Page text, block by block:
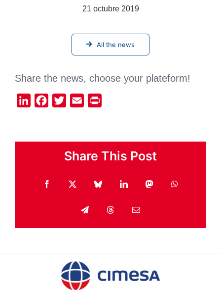
21 octubre 2019
All the news
Share the news, choose your plateform!
LinkedInFacebook
Twitter Email
Share This Post
Facebook
X BlueskyLinkedInMastodonWhatsApp
TelegramThreadsEmail